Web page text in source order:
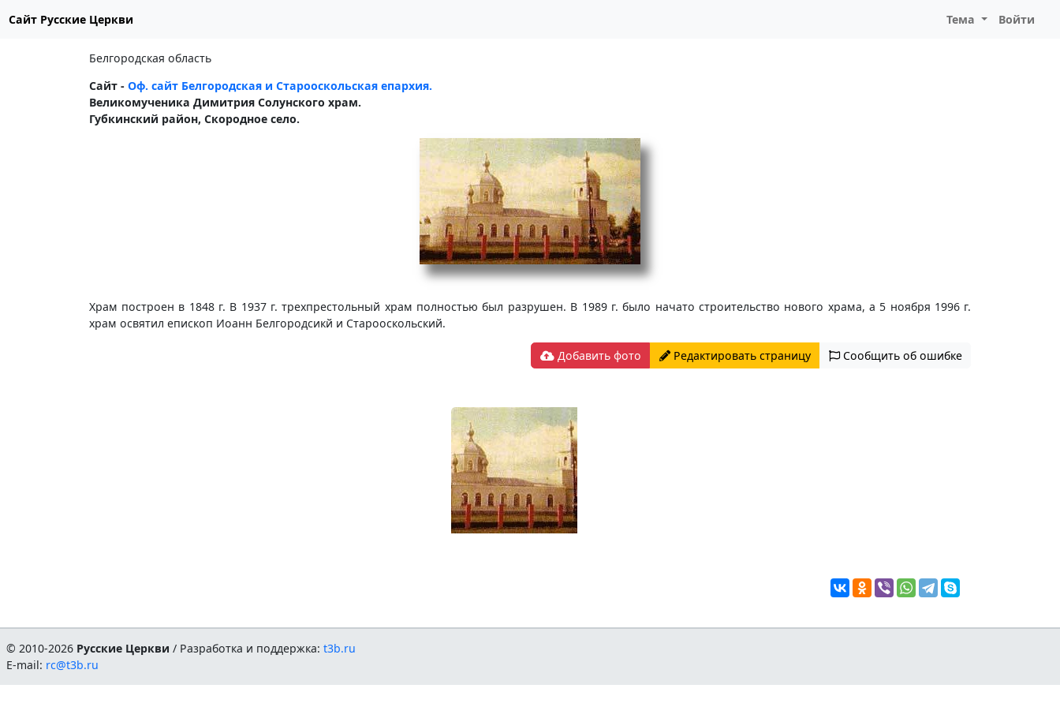
Сайт Русские Церкви Тема Войти
Белгородская область
Сайт - Оф. сайт Белгородская и Старооскольская епархия.
Великомученика Димитрия Солунского храм.
Губкинский район, Скородное село.
Храм построен в 1848 г. В 1937 г. трехпрестольный храм полностью был разрушен. В 1989 г. было начато строительство нового храма, а 5 ноября 1996 г.
храм освятил епископ Иоанн Белгородсикй и Старооскольский.
Добавить фото Редактировать страницу Сообщить об ошибке
© 2010-2026 Русские Церкви / Разработка и поддержка:t3b.ru
E-mail: rc@t3b.ru